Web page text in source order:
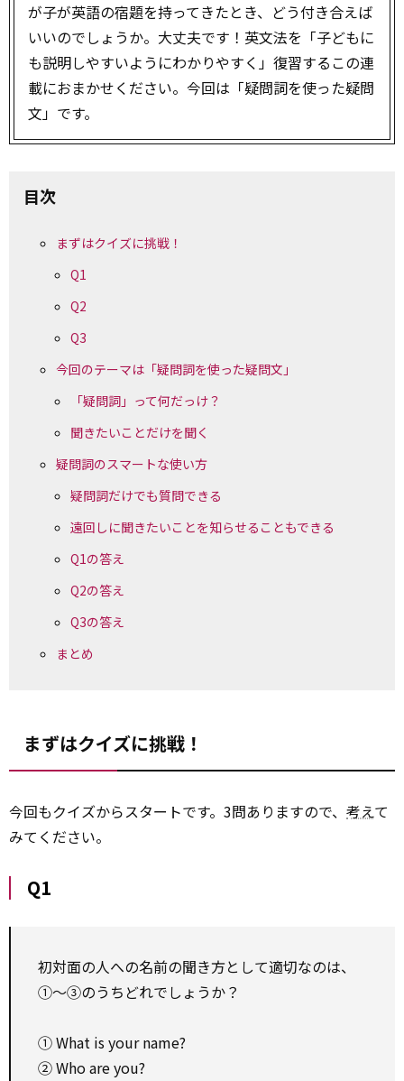
が子が英語の宿題を持ってきたとき、どう付き合えば
いいのでしょうか。大丈夫です！英文法を「子どもに
も説明しやすいようにわかりやすく」復習するこの連
載におまかせください。今回は「疑問詞を使った疑問
文」です。
目次
まずはクイズに挑戦！
Q1
Q2
Q3
今回のテーマは「疑問詞を使った疑問文」
「疑問詞」って何だっけ？
聞きたいことだけを聞く
疑問詞のスマートな使い方
疑問詞だけでも質問できる
遠回しに聞きたいことを知らせることもできる
Q1の答え
Q2の答え
Q3の答え
まとめ
まずはクイズに挑戦！
今回もクイズからスタートです。3問ありますので、 考えて
みてください。
Q1
初対面の人への名前の聞き方として適切なのは、
①～③のうちどれでしょうか？
① What is your name?
② Who are you?